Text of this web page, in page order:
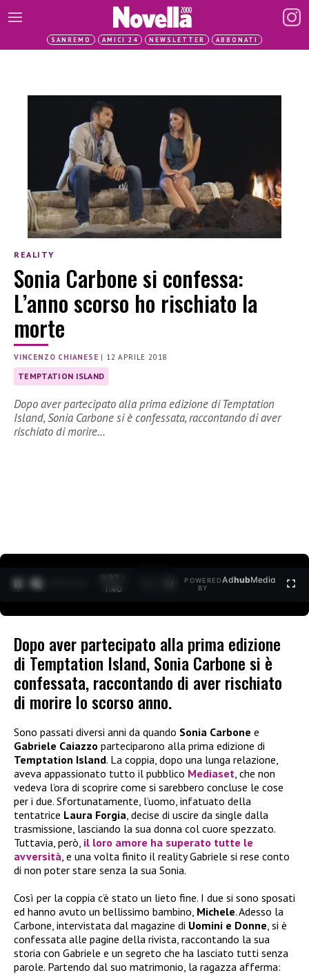
SANREMO AMICI 24 NEWSLETTER ABBONATI
REALITY
Sonia Carbone si confessa:
L’anno scorso ho rischiato la
morte
VINCENZO CHIANESE | 12 APRILE 2018
TEMPTATION ISLAND
Dopo aver partecipato alla prima edizione di Temptation
Island, Sonia Carbone si è confessata, raccontando di aver
rischiato di morire…
0:27 /
1:40
POWERED
BY
AdhubMedia
Dopo aver partecipato alla prima edizione
di Temptation Island, Sonia Carbone si è
confessata, raccontando di aver rischiato
di morire lo scorso anno.
Sono passati diversi anni da quando Sonia Carbone e
Gabriele Caiazzo parteciparono alla prima edizione di
Temptation Island. La coppia, dopo una lunga relazione,
aveva appassionato tutto il pubblico Mediaset, che non
vedeva l’ora di scoprire come si sarebbero concluse le cose
per i due. Sfortunatamente, l’uomo, infatuato della
tentatrice Laura Forgia, decise di uscire da single dalla
trasmissione, lasciando la sua donna col cuore spezzato.
Tuttavia, però, il loro amore ha superato tutte le
avversità, e una volta finito il reality Gabriele si rese conto
di non poter stare senza la sua Sonia.
Così per la coppia c’è stato un lieto fine. I due si sono sposati
ed hanno avuto un bellissimo bambino, Michele. Adesso la
Carbone, intervistata dal magazine di Uomini e Donne, si è
confessata alle pagine della rivista, raccontando la sua
storia con Gabriele e un segreto che ha lasciato tutti senza
parole. Partendo dal suo matrimonio, la ragazza afferma: